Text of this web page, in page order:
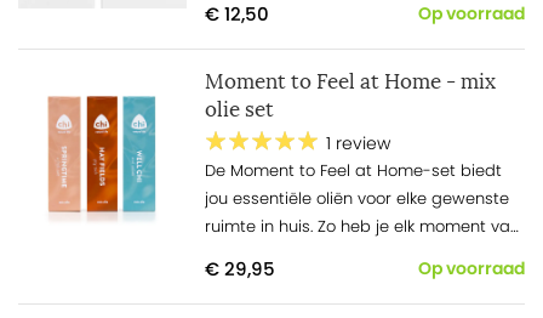
€ 12,50 Op voorraad
Moment to Feel at Home - mix
olie set
1 review
De Momentto Feel at Home-set biedt
jou essentiële oliën voor elke gewenste
ruimte in huis. Zo heb je elk moment van
huis.
€ 29,95 Op voorraad